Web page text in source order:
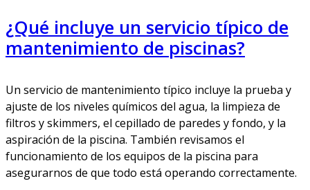
¿Qué incluye un servicio típico de
mantenimiento de piscinas?
Un servicio de mantenimiento típico incluye la prueba y
ajuste de los niveles químicos del agua, la limpieza de
filtros y skimmers, el cepillado de paredes y fondo, y la
aspiración de la piscina. También revisamos el
funcionamiento de los equipos de la piscina para
asegurarnos de que todo está operando correctamente.